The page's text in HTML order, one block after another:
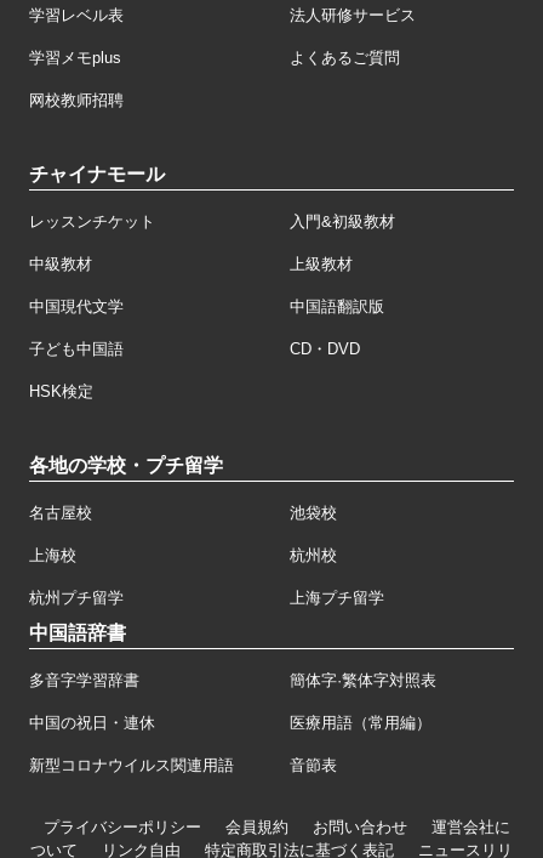
学習レベル表 法人研修サービス
学習メモplus よくあるご質問
网校教师招聘
チャイナモール
レッスンチケット 入門&初級教材
中級教材 上級教材
中国現代文学 中国語翻訳版
子ども中国語 CD・DVD
HSK検定
各地の学校・プチ留学
名古屋校 池袋校
上海校 杭州校
杭州プチ留学 上海プチ留学
中国語辞書
多音字学習辞書 簡体字·繁体字対照表
中国の祝日・連休 医療用語（常用編）
新型コロナウイルス関連用語 音節表
プライバシーポリシー 会員規約 お問い合わせ
運営会社に
ついて
リンク自由 特定商取引法に基づく表記 ニュースリリ